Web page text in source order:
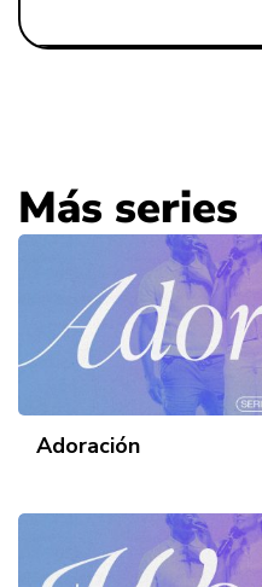
Más series
Adoración